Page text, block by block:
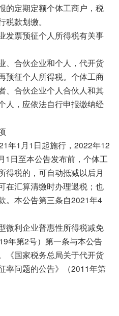
的定期定额个体工商户，税
款划缴。
发票预征个人所得税有关事
、合伙企业和个人，代开货
预征个人所得税。个体工商
、合伙企业个人合伙人和其
人，应依法自行申报缴纳经
年1月1日起施行，2022年12
1日至本公告发布前，个体工
得税的，可自动抵减以后月
在汇算清缴时办理退税；也
。本公告第三条自2021年4
微利企业普惠性所得税减免
年第2号）第一条与本公告
《国家税务总局关于代开货
率问题的公告》（2011年第